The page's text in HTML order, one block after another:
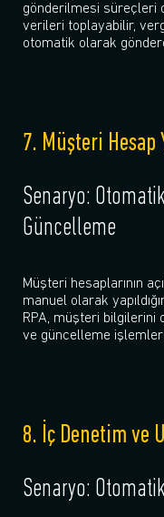
gönderilmesi süreçleri
verileri toplayabilir,
otomatik olarak
7. Müşteri Hesap
Senaryo:
Güncelleme
Müşteri hesaplarının
manuel olarak
RPA, müşteri bilgilerini
ve güncelleme
8. İç Denetim ve
Senaryo: